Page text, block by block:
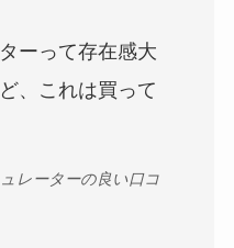
ーって存在感大
、これは買って
レーターの良い口コ